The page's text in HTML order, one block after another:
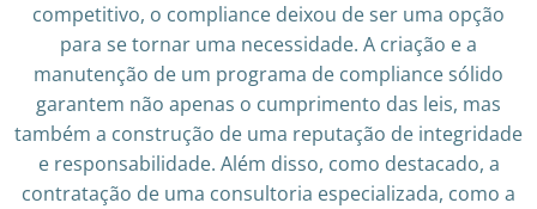
competitivo, o compliance deixou de ser uma opção
para se tornar uma necessidade. A criação e a
manutenção de um programa de compliance sólido
garantem não apenas o cumprimento das leis, mas
também a construção de uma reputação de integridade
e responsabilidade. Além disso, como destacado, a
contratação de uma consultoria especializada, como a